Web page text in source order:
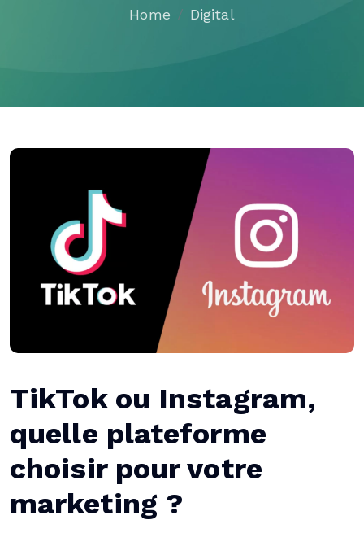
Home Digital
TikTok ou Instagram,
quelle plateforme
choisir pour votre
marketing ?